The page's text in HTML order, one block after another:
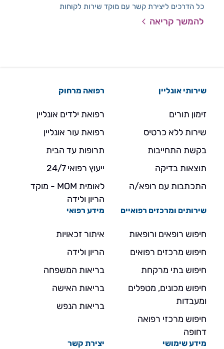
כל הדרכים ליצירת קשר עם מוקד שירות לקוחות
להמשך קריאה
שירותי אונליין
זימון תורים
שירות ללא כרטיס
בקשת התחייבות
תוצאות בדיקה
התכתבות עם רופא/ה
רפואה מרחוק
רפואת ילדים אונליין
רפואת עור אונליין
תרופות עד הבית
ייעוץ רפואי 24/7
לאומית MOM - מוקד
הריון ולידה
שירותים ומרכזים רפואיים
חיפוש רופאים ורופאות
חיפוש מרכזים רפואים
חיפוש בתי מרקחת
חיפוש מכונים, מטפלים
ומעבדות
חיפוש מרכזי רפואה
דחופה
מידע רפואי
איתור זכאויות
הריון ולידה
בריאות המשפחה
בריאות האישה
בריאות הנפש
מידע שימושי יצירת קשר